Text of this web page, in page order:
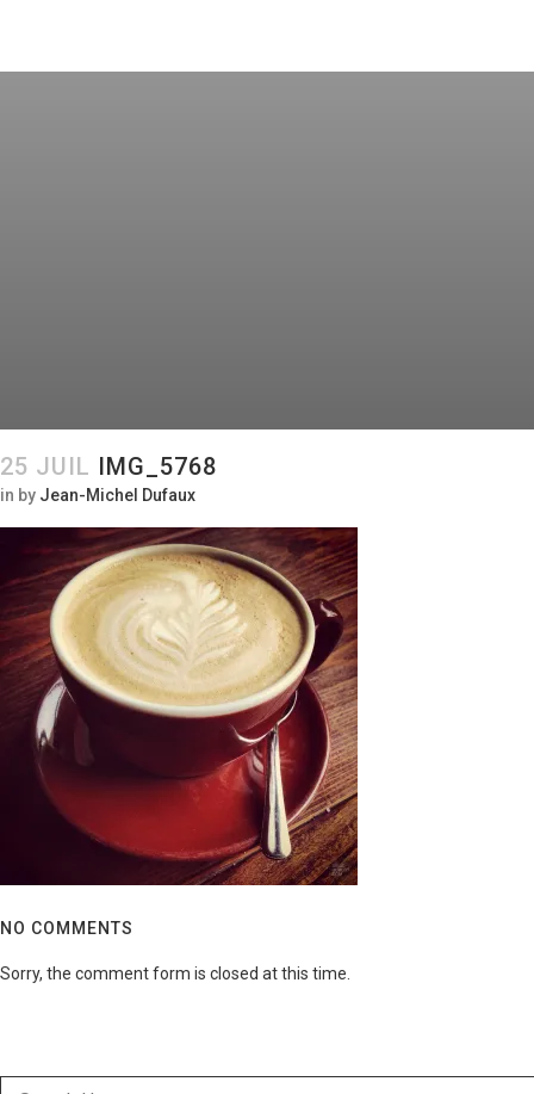
25 JUIL IMG_5768
in by Jean-Michel Dufaux
NO COMMENTS
Sorry, the comment form is closed at this time.